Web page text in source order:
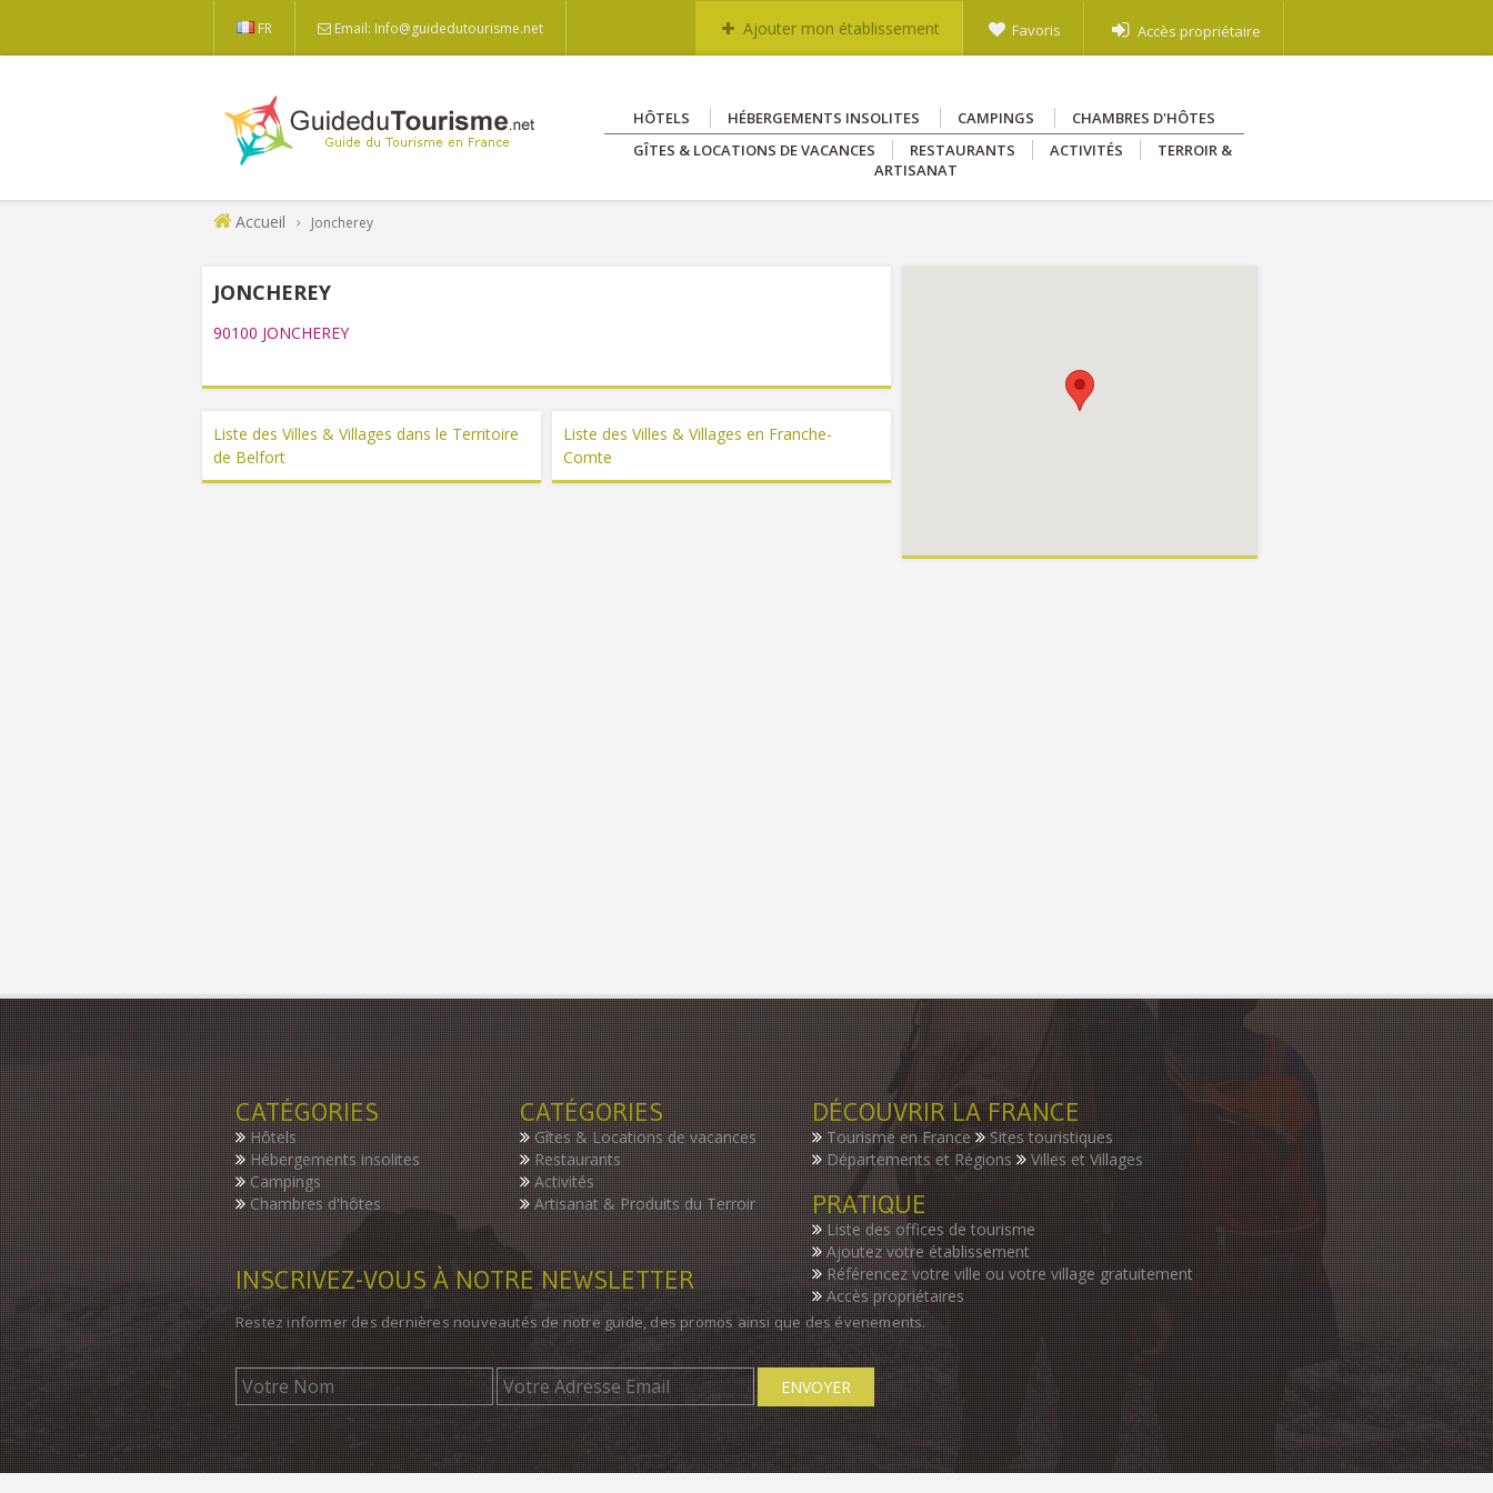
FR Email: Info@guidedutourisme.net Ajouter mon établissement Favoris Accès propriétaire
HÔTELS HÉBERGEMENTS INSOLITES CAMPINGS
CHAMBRES D'HÔTES
GÎTES & LOCATIONS DE VACANCES
RESTAURANTS ACTIVITÉS
TERROIR &
ARTISANAT
Accueil Joncherey
JONCHEREY
90100 JONCHEREY
Liste des Villes & Villages dans le Territoire
de Belfort
Liste des Villes & Villages en Franche-
Comte
CATÉGORIES
Hôtels
Hébergements insolites
Campings
Chambres d'hôtes
CATÉGORIES
Gîtes & Locations de vacances
Restaurants
Activités
Artisanat & Produits du Terroir
DÉCOUVRIR LA FRANCE
Tourisme en France
Sites touristiques
Départements et Régions
Villes et Villages
PRATIQUE
Liste des offices de tourisme
Ajoutez votre établissement
Référencez votre ville ou votre village gratuitement
Accès propriétaires
INSCRIVEZ-VOUS À NOTRE NEWSLETTER
Restez informer des dernières nouveautés de notre guide, des promos ainsi que des évenements.